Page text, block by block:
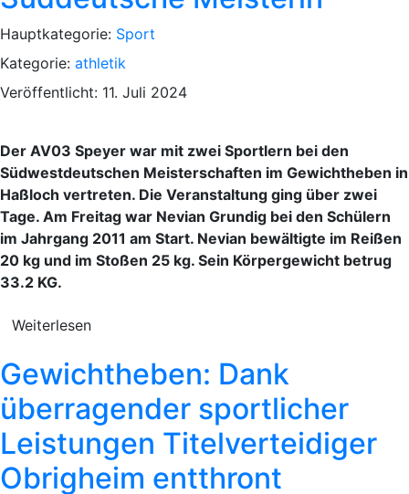
Hauptkategorie: Sport
Kategorie: athletik
Veröffentlicht: 11. Juli 2024
Der AV03 Speyer war mit zwei Sportlern bei den
Südwestdeutschen Meisterschaften im Gewichtheben in
Haßloch vertreten. Die Veranstaltung ging über zwei
Tage. Am Freitag war Nevian Grundig bei den Schülern
im Jahrgang 2011 am Start. Nevian bewältigte im Reißen
20 kg und im Stoßen 25 kg. Sein Körpergewicht betrug
33.2 KG.
Weiterlesen
Gewichtheben: Dank
überragender sportlicher
Leistungen Titelverteidiger
Obrigheim entthront